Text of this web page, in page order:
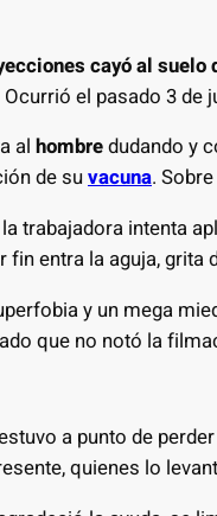
cayó al suelo
el pasado 3 de
alhombredudando y
de suvacuna.
trabajadora intenta
entra la aguja, grita
y un mega
que no notó la
a punto de
quienes lo